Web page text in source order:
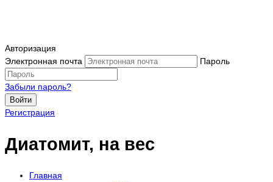
Авторизация
Электронная почта
Пароль
Забыли пароль?
Войти
Регистрация
Диатомит, на вес
Главная